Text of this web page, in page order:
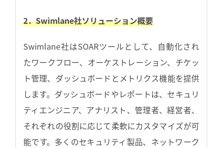
2．Swimlane社ソリューション概要
Swimlane社はSOARツールとして、自動化され
たワークフロー、オーケストレーション、チケッ
ト管理、ダッシュボードとメトリクス機能を提供
します。ダッシュボードやレポートは、セキュリ
ティエンジニア、アナリスト、管理者、経営者、
それぞれの役割に応じて柔軟にカスタマイズが可
能です。多くのセキュリティ製品、ネットワーク